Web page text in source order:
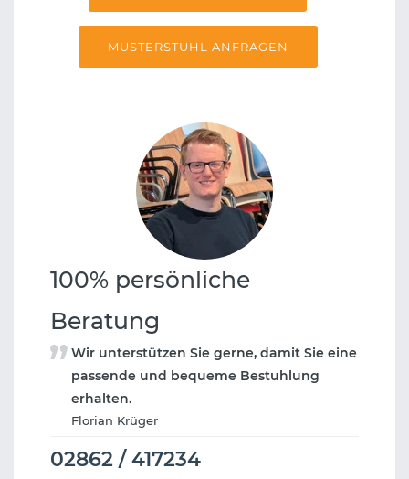
MUSTERSTUHL ANFRAGEN
100% persönliche
Beratung
Wir unterstützen Sie gerne, damit Sie eine
passende und bequeme Bestuhlung
erhalten.
Florian Krüger
02862 / 417234